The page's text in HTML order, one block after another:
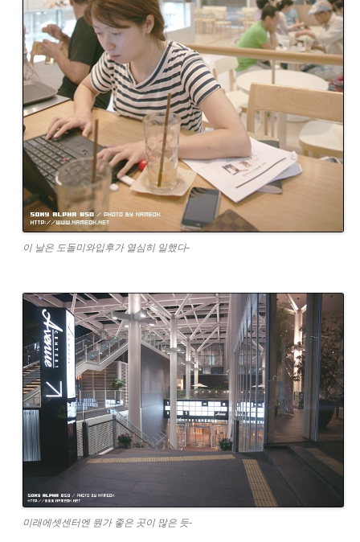
이 날은 도돌미와입후가 열심히 일했다-
미래에셋센터엔 뭔가 좋은 곳이 많은 듯-